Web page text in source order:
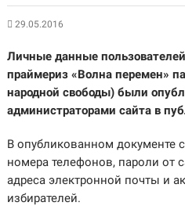
29.05.2016
Личные данные
праймериз «Волна перемен»
народной свободы) были
администраторами сайта в
В опубликованном документе
номера телефонов, пароли от
адреса электронной почты и
избирателей.